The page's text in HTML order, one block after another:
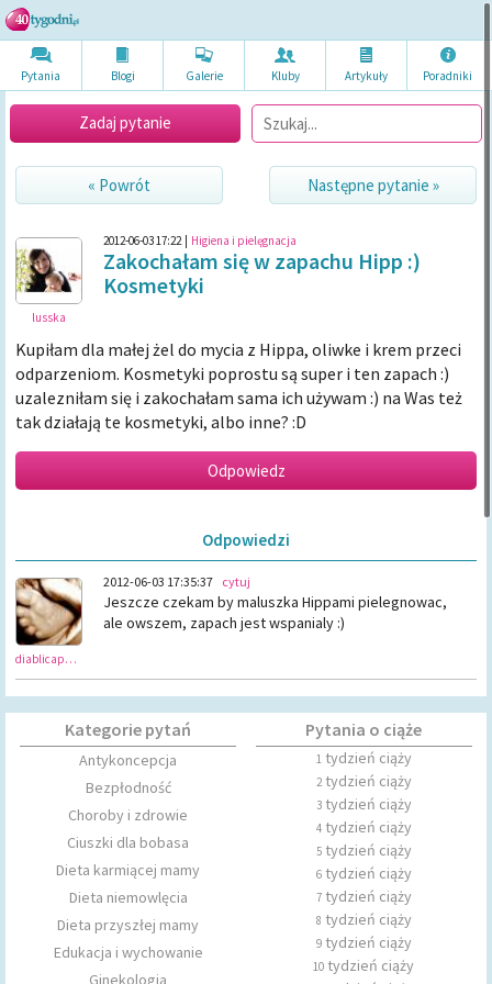
Pytania Blogi Galerie Kluby Artykuły Poradniki
Zadaj pytanie
« Powrót Następne pytanie »
lusska
2012-06-03 17:22 Higiena i pielęgnacja
Zakochałam się w zapachu Hipp :)
Kosmetyki
Kupiłam dla małej żel do mycia z Hippa, oliwke i krem przeci
odparzeniom. Kosmetyki poprostu są super i ten zapach :)
uzalezniłam się i zakochałam sama ich używam :) na Was też
tak działają te kosmetyki, albo inne? :D
Odpowiedzi
diablicapaulina
2012-06-03 17:35:37 cytuj
Jeszcze czekam by maluszka Hippami pielegnowac,
ale owszem, zapach jest wspanialy :)
Kategorie pytań
Antykoncepcja
Bezpłodność
Choroby i zdrowie
Ciuszki dla bobasa
Dieta karmiącej mamy
Dieta niemowlęcia
Dieta przyszłej mamy
Edukacja i wychowanie
Ginekologia
Pytania o ciąże
1tydzień ciąży
2tydzień ciąży
3tydzień ciąży
4tydzień ciąży
5tydzień ciąży
6tydzień ciąży
7tydzień ciąży
8 tydzień ciąży
9tydzień ciąży
10 tydzień ciąży